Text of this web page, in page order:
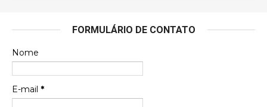
FORMULÁRIO DE CONTATO
Nome
E-mail *